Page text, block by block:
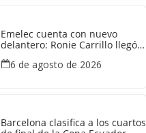
Emelec cuenta con nuevo
delantero: Ronie Carrillo llegó a
Bombillo
6 de agosto de 2026
Barcelona clasifica a los cuartos